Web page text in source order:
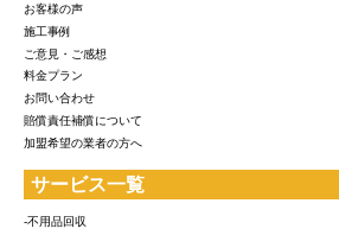
お客様の声
施工事例
ご意見・ご感想
料金プラン
お問い合わせ
賠償責任補償について
加盟希望の業者の方へ
サービス一覧
-不用品回収